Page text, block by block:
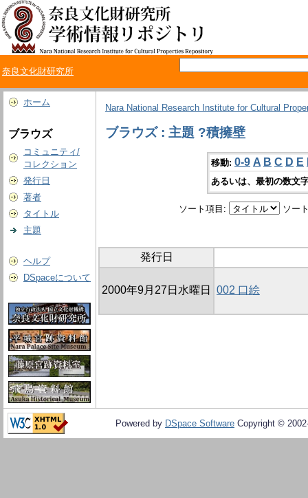
奈良文化財研究所
ホーム
ブラウズ
コミュニティ/
コレクション
発行日
著者
タイトル
主題
ヘルプ
DSpaceについて
Nara National Research Institute for Cultural
ブラウズ : 主題 ?積擁壁
移動: 0-9 A B C D E
あるいは、最初の数文
ソート項目: ソー
発行日
2000年9月27日水曜日 002 口絵
Powered by DSpace Software Copyright ©